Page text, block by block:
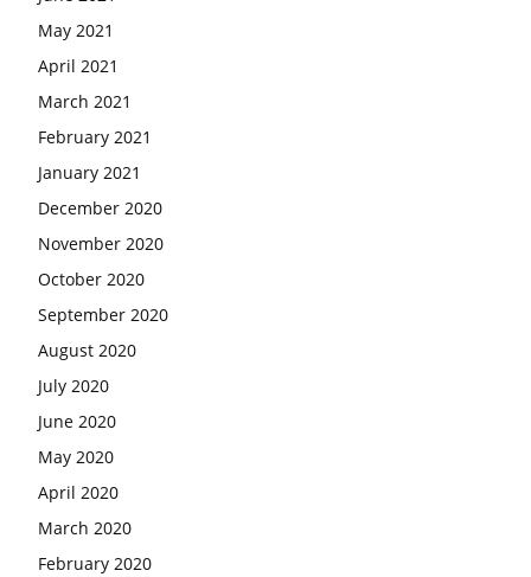
May 2021
April 2021
March 2021
February 2021
January 2021
December 2020
November 2020
October 2020
September 2020
August 2020
July 2020
June 2020
May 2020
April 2020
March 2020
February 2020